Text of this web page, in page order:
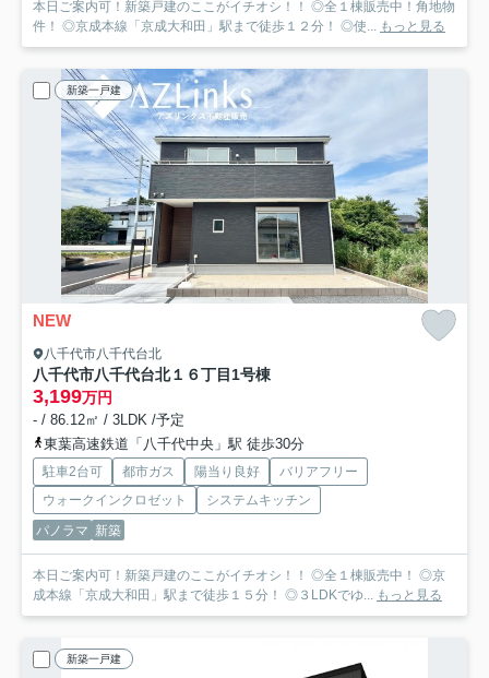
本日ご案内可！新築戸建のここがイチオシ！！ ◎全１棟販売中！角地物
件！ ◎京成本線「京成大和田」駅まで徒歩１２分！ ◎使... もっと見る
新築一戸建
NEW
八千代市八千代台北
八千代市八千代台北１６丁目1号棟
3,199万円
- / 86.12㎡ / 3LDK /予定
東葉高速鉄道「八千代中央」駅 徒歩30分
駐車2台可 都市ガス 陽当り良好
バリアフリー
ウォークインクロゼット
システムキッチン
パノラマ 新築
本日ご案内可！新築戸建のここがイチオシ！！ ◎全１棟販売中！ ◎京
成本線「京成大和田」駅まで徒歩１５分！ ◎３LDKでゆ... もっと見る
新築一戸建